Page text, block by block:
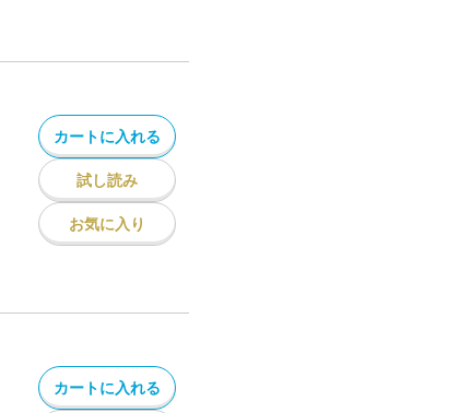
カートに入れる
試し読み
お気に入り
カートに入れる